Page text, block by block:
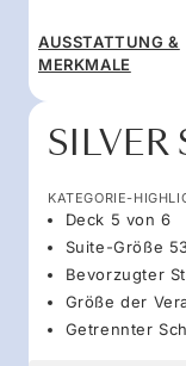
AUSSTATTUNG &
MERKMALE
SILVER
KATEGORIE-
Deck 5 von 6
Suite-Größe
Bevorzugter
Größe der
Getrennter